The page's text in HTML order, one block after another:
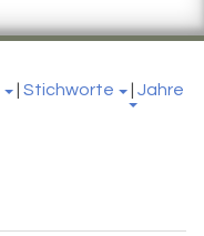
Stichworte Jahre